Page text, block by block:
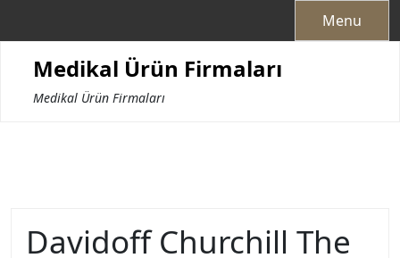
Menu
Medikal Ürün Firmaları
Medikal Ürün Firmaları
Davidoff Churchill The